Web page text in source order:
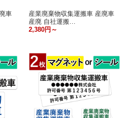
車
産業廃棄物収集運搬車 産廃車
産廃 自社運搬…
2,380円～